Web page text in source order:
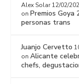
Alex Solar 12/02/
onPremios Goya
personas trans
Juanjo Cervetto
onAlicante
chefs,